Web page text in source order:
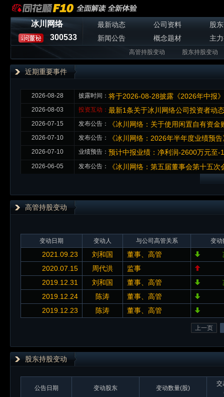
冰川网络
300533
最新动态 公司资料
股
新闻公告
概念题材 主
高管持股变动 股东持股变动
近期重要事件
2026-08-28 披露时间： 将于2026-08-28披露《2026年中报》
2026-08-03 投资互动： 最新1条关于冰川网络公司投资者动
2026-07-15 发布公告： 《冰川网络：关于使用闲置自有资
2026-07-10 发布公告： 《冰川网络：2026年半年度业绩预告
2026-07-10 业绩预告： 预计中报业绩：净利润-2600万元至
2026-06-05 发布公告： 《冰川网络：第五届董事会第十五
高管持股变动
变动日期 变动人 与公司高管关系 变动
2021.09.23 刘和国 董事、高管
2020.07.15
周代洪
监事
2019.12.31
刘和国 董事、高管
2019.12.24
陈涛
董事、高管
2019.12.23
陈涛 董事、高管
上一页
股东持股变动
公告日期 变动股东 变动数量(股)
交